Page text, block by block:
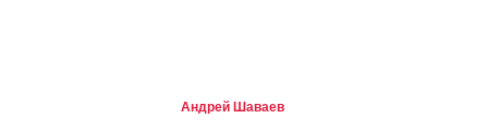
Андрей Шаваев